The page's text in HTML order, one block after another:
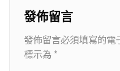
發佈留言
發佈留言必須填寫的電
標示為 *